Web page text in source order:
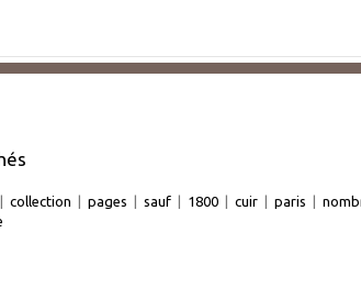
| collection | pages | sauf | 1800 | cuir | paris |